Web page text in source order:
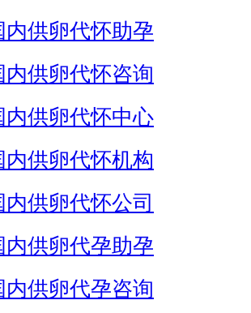
内供卵代怀助孕
内供卵代怀咨询
内供卵代怀中心
内供卵代怀机构
内供卵代怀公司
内供卵代孕助孕
内供卵代孕咨询